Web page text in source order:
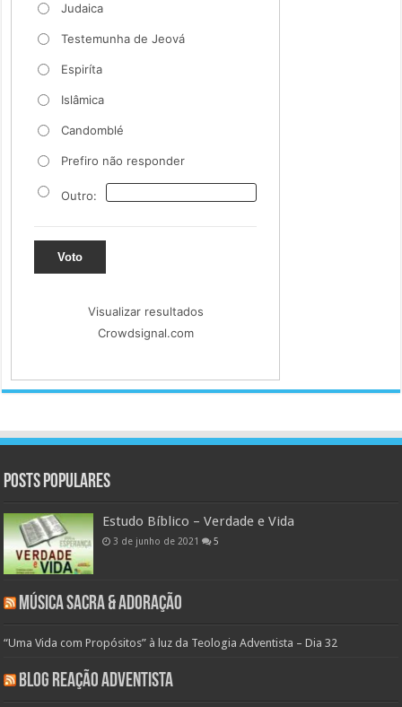
Judaica
Testemunha de Jeová
Espiríta
Islâmica
Candomblé
Prefiro não responder
Outro:
Voto
Visualizar resultados
Crowdsignal.com
Posts populares
Estudo Bíblico – Verdade e Vida
3 de junho de 2021 5
Música Sacra & Adoração
“Uma Vida com Propósitos” à luz da Teologia Adventista – Dia 32
Blog Reação Adventista